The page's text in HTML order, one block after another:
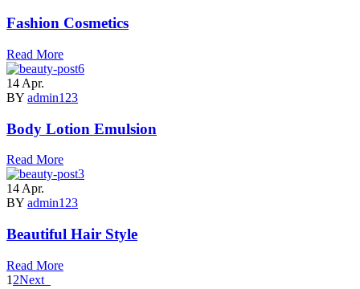
Fashion Cosmetics
Read More
14 Apr.
BY admin123
Body Lotion Emulsion
Read More
14 Apr.
BY admin123
Beautiful Hair Style
Read More
1 2Next